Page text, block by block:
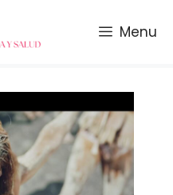
Menu